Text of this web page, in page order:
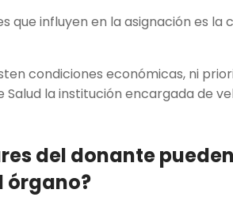
que influyen en la asignación es
condiciones económicas, ni
Salud la institución encargada de
del donante
órgano?